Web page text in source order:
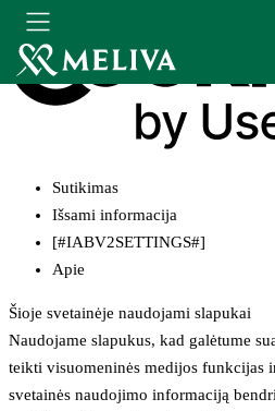
Sutikimas
Išsami informacija
[#IABV2SETTINGS#]
Apie
Šioje svetainėje naudojami slapukai
Naudojame slapukus, kad galėtume
teikti visuomeninės medijos funkcijas
svetainės naudojimo informaciją